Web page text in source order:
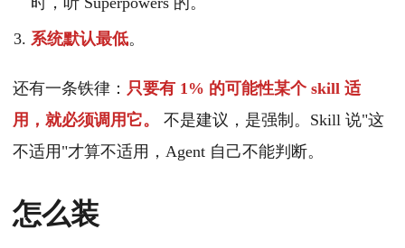
系统默认最低。
还有一条铁律： 只要有 1% 的可能性某个 skill 适
用，就必须调用它。
不是建议，是强制。Skill 说"这
不适用"才算不适用，Agent 自己不能判断。
怎么装